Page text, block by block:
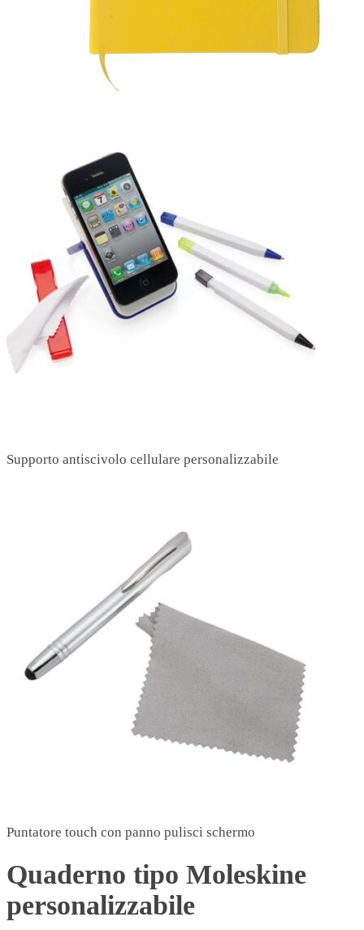
Supporto antiscivolo cellulare personalizzabile
Puntatore touch con panno pulisci schermo
Quaderno tipo Moleskine
personalizzabile